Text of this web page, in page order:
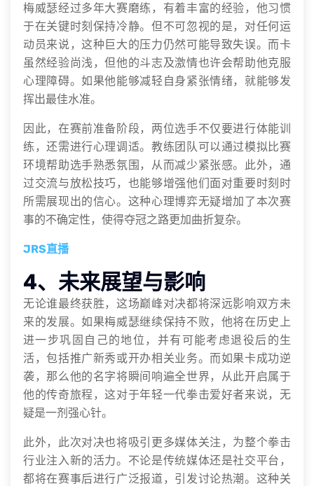
梅威瑟经过多年大赛磨练，有着丰富的经验，他习惯
于在关键时刻保持冷静。但不可忽视的是，对任何运
动员来说，这种巨大的压力仍然可能导致失误。而卡
虽然经验尚浅，但他的斗志及激情也许会帮助他克服
心理障碍。如果他能够减轻自身紧张情绪，就能够发
挥出最佳水准。
因此，在赛前准备阶段，两位选手不仅要进行体能训
练，还需进行心理调适。教练团队可以通过模拟比赛
环境帮助选手熟悉氛围，从而减少紧张感。此外，通
过交流与放松技巧，也能够增强他们面对重要时刻时
所需展现出的信心。这种心理博弈无疑增加了本次赛
事的不确定性，使得夺冠之路更加曲折复杂。
JRS直播
4、未来展望与影响
无论谁最终获胜，这场巅峰对决都将深远影响双方未
来的发展。如果梅威瑟继续保持不败，他将在历史上
进一步巩固自己的地位，并有可能考虑退役后的生
活，包括推广新秀或开办相关业务。而如果卡成功逆
袭，那么他的名字将瞬间响遍全世界，从此开启属于
他的传奇旅程，这对于年轻一代拳击爱好者来说，无
疑是一剂强心针。
此外，此次对决也将吸引更多媒体关注，为整个拳击
行业注入新的活力。不论是传统媒体还是社交平台，
都将在赛事后进行广泛报道，引发讨论热潮。这种关